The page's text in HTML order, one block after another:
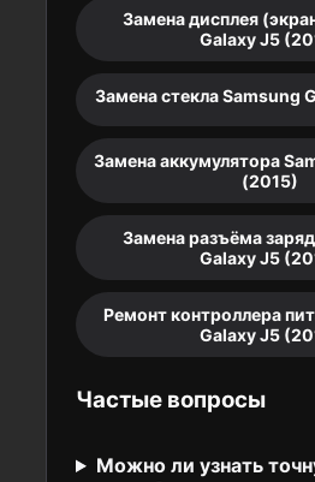
Замена дисплея
Galaxy J5
Замена стекла Samsung
Замена аккумулятора
(2015)
Замена разъёма
Galaxy J5
Ремонт контроллера
Galaxy J5
Частые вопросы
Можно ли узнать